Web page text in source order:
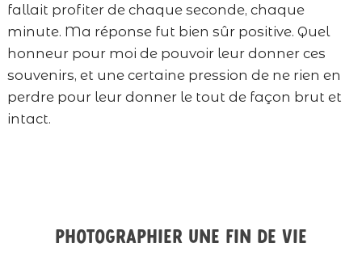
fallait profiter de chaque seconde, chaque
minute. Ma réponse fut bien sûr positive. Quel
honneur pour moi de pouvoir leur donner ces
souvenirs, et une certaine pression de ne rien en
perdre pour leur donner le tout de façon brut et
intact.
Photographier une fin de vie